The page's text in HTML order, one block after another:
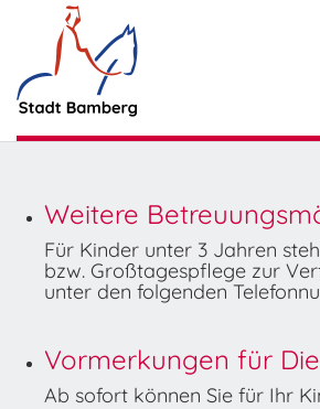
Weitere
Für Kinder unter 3 Jahren
bzw. Großtagespflege zur
unter den folgenden
Vormerkungen für
Ab sofort können Sie für Ihr